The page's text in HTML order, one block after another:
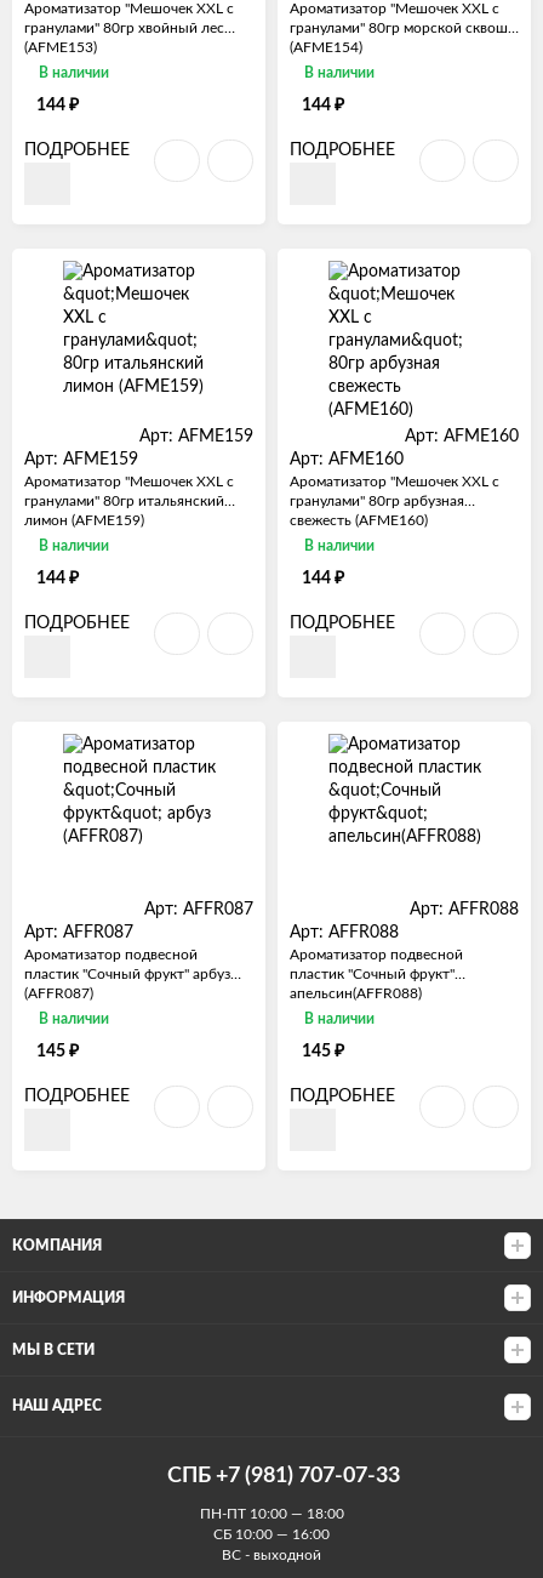
Ароматизатор "Мешочек XXL с
гранулами" 80гр хвойный лес
(AFME153)
В наличии
144 ₽
ПОДРОБНЕЕ
Ароматизатор "Мешочек XXL с
гранулами" 80гр морской сквош
(AFME154)
В наличии
144 ₽
ПОДРОБНЕЕ
Арт: AFME159
Арт: AFME159
Ароматизатор "Мешочек XXL с
гранулами" 80гр итальянский
лимон (AFME159)
В наличии
144 ₽
ПОДРОБНЕЕ
Арт: AFME160
Арт: AFME160
Ароматизатор "Мешочек XXL с
гранулами" 80гр арбузная
свежесть (AFME160)
В наличии
144 ₽
ПОДРОБНЕЕ
Арт: AFFR087
Арт: AFFR087
Ароматизатор подвесной
пластик "Сочный фрукт" арбуз
(AFFR087)
В наличии
145 ₽
ПОДРОБНЕЕ
Арт: AFFR088
Арт: AFFR088
Ароматизатор подвесной
пластик "Сочный фрукт"
апельсин(AFFR088)
В наличии
145 ₽
ПОДРОБНЕЕ
КОМПАНИЯ
ИНФОРМАЦИЯ
МЫ В СЕТИ
НАШ АДРЕС
СПБ +7 (981) 707-07-33
ПН-ПТ 10:00 — 18:00
СБ 10:00 — 16:00
ВС - выходной